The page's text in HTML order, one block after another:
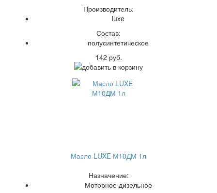
Производитель:
luxe
Состав:
полусинтетическое
142 руб.
Масло LUXE М10ДМ 1л
Назначение:
Моторное дизельное